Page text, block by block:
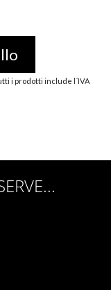
i prodotti include l´IVA